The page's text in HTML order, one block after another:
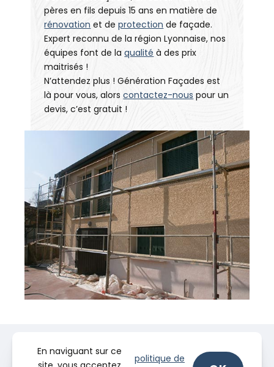
En naviguant sur ce
politique de
pères en fils depuis 15 ans en matière de
rénovation et deprotection de façade.
Expert reconnu de la région Lyonnaise, nos
équipes font de laqualité à des prix
maitrisés !
N’attendez plus ! Génération Façades est
là pour vous, alorscontactez-nous pour un
devis, c’est gratuit !